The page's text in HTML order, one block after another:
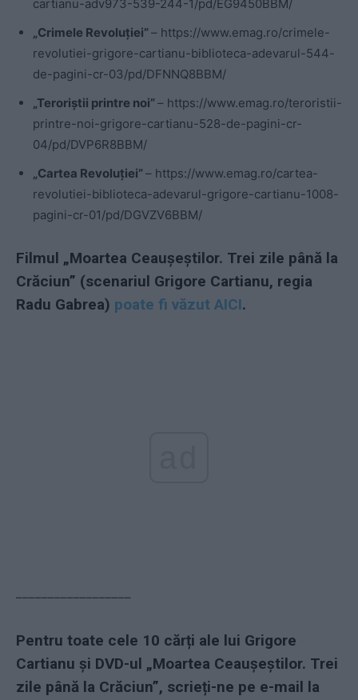
cartianu-adv973-539-244-1/pd/EG9450BBM/
„Crimele Revoluției”– https://www.emag.ro/crimele-
revolutiei-grigore-cartianu-biblioteca-adevarul-544-
de-pagini-cr-03/pd/DFNNQ8BBM/
„Teroriștii printre noi”– https://www.emag.ro/teroristii-
printre-noi-grigore-cartianu-528-de-pagini-cr-
04/pd/DVP6R8BBM/
„Cartea Revoluției”– https://www.emag.ro/cartea-
revolutiei-biblioteca-adevarul-grigore-cartianu-1008-
pagini-cr-01/pd/DGVZV6BBM/
Filmul „Moartea Ceaușeștilor. Trei zile până la
Crăciun” (scenariul Grigore Cartianu, regia
Radu Gabrea) poate fi văzut AICI.
––––––––––––––––––
Pentru toate cele 10 cărți ale lui Grigore
Cartianu și DVD-ul „Moartea Ceaușeștilor. Trei
zile până la Crăciun”, scrieți-ne pe e-mail la